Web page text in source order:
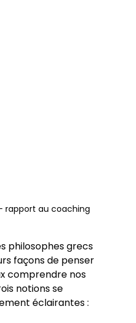
rapport au coaching
philosophes grecs
façons de penser
comprendre nos
notions se
éclairantes :